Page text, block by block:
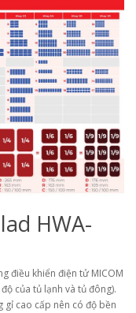
HWA-
điều khiển điện tử MICOM
của tủ lạnh và tủ đông).
gỉ cao cấp nên có độ bền